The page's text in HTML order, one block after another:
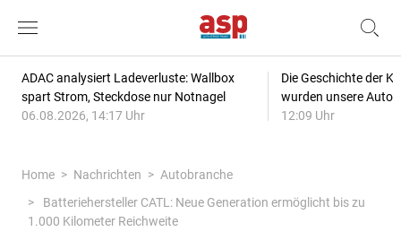
ADAC analysiert Ladeverluste: Wallbox
spart Strom, Steckdose nur Notnagel
06.08.2026, 14:17 Uhr
Die Geschichte der
wurden unsere
12:09 Uhr
Home Nachrichten
Autobranche
Batteriehersteller CATL: Neue Generation ermöglicht bis zu
1.000 Kilometer Reichweite